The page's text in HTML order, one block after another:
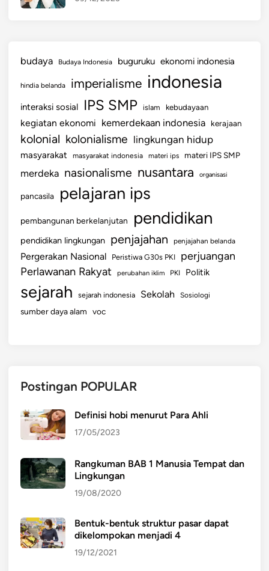
budaya Budaya Indonesia buguruku ekonomi indonesia
hindia belanda imperialisme indonesia
interaksi sosial IPS SMP islam kebudayaan
kegiatan ekonomi kemerdekaan indonesia kerajaan
kolonial kolonialisme lingkungan hidup
masyarakat masyarakat indonesia materi ips materi IPS SMP
merdeka nasionalisme nusantara organisasi
pancasila pelajaran ips
pembangunan berkelanjutan pendidikan
pendidikan lingkungan penjajahan penjajahan belanda
Pergerakan Nasional Peristiwa G30s PKI perjuangan
Perlawanan Rakyat perubahan iklim PKI Politik
sejarah sejarah indonesia Sekolah Sosiologi
sumber daya alam voc
Postingan POPULAR
Definisi hobi menurut Para Ahli
17/05/2023
Rangkuman BAB 1 Manusia Tempat dan
Lingkungan
19/08/2020
Bentuk-bentuk struktur pasar dapat
dikelompokan menjadi 4
19/12/2021